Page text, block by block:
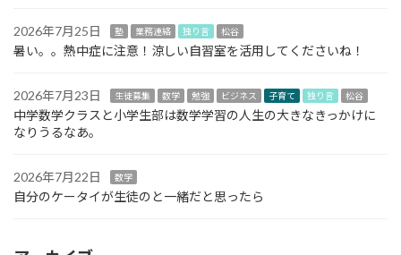
2026年7月25日 塾 業務連絡 独り言 松谷
暑い。。熱中症に注意！涼しい自習室を活用してくださいね！
2026年7月23日 生徒募集 数学 勉強 ビジネス 子育て 独り言 松谷
中学数学クラスと小学生部は数学学習の人生の大きなきっかけに
なりうるなあ。
2026年7月22日 数学
自分のケータイが生徒のと一緒だと思ったら